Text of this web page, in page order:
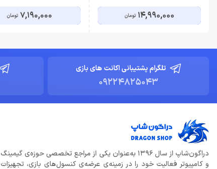
14,990,000 تومان 7,190,000 تومان
تلگرام پشتیبانی اکانت های بازی
09224825043
دراگون‌شاپ از سال ۱۳۹۶ به‌عنوان یکی از مراجع تخصصی حوزه‌ی گیمینگ
و کامپیوتر فعالیت خود را در زمینه‌ی عرضه‌ی کنسول‌های بازی، تجهیزات